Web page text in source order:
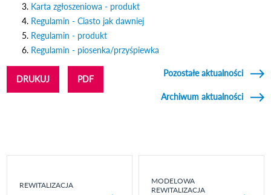
Karta zgłoszeniowa - produkt
Regulamin - Ciasto jak dawniej
Regulamin - produkt
Regulamin - piosenka/przyśpiewka
DRUKUJ PDF
Pozostałe aktualności
Archiwum aktualności
REWITALIZACJA
MODELOWA
REWITALIZACJA